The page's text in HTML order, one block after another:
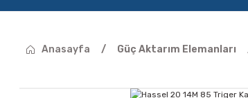
Anasayfa Güç Aktarım Elemanları